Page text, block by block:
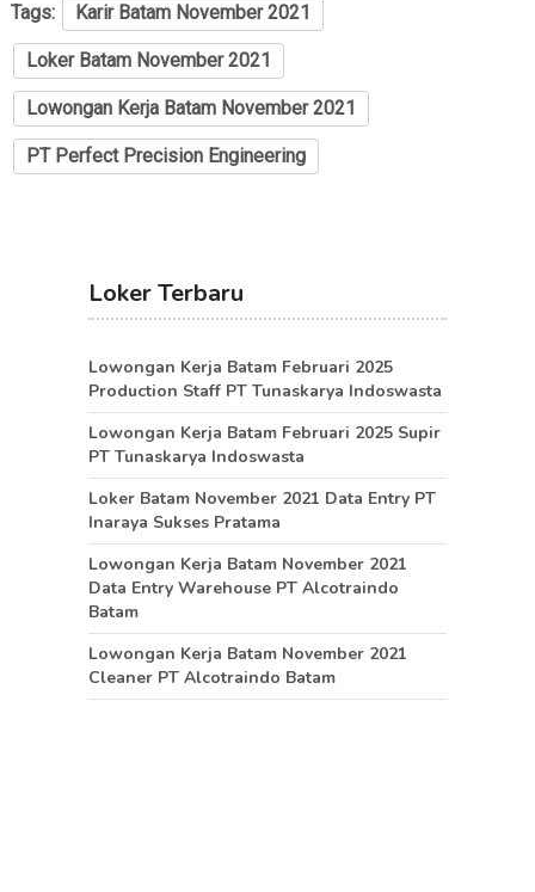
Tags: Karir Batam November 2021
Loker Batam November 2021
Lowongan Kerja Batam November 2021
PT Perfect Precision Engineering
Loker Terbaru
Lowongan Kerja Batam Februari 2025
Production Staff PT Tunaskarya Indoswasta
Lowongan Kerja Batam Februari 2025 Supir
PT Tunaskarya Indoswasta
Loker Batam November 2021 Data Entry PT
Inaraya Sukses Pratama
Lowongan Kerja Batam November 2021
Data Entry Warehouse PT Alcotraindo
Batam
Lowongan Kerja Batam November 2021
Cleaner PT Alcotraindo Batam